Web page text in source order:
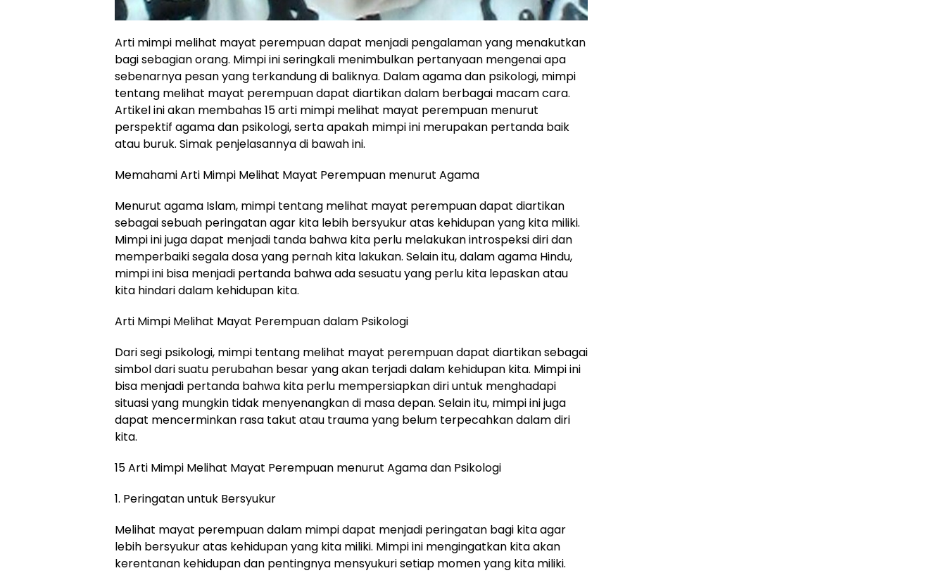
Arti mimpi melihat mayat perempuan dapat menjadi pengalaman yang menakutkan
bagi sebagian orang. Mimpi ini seringkali menimbulkan pertanyaan mengenai apa
sebenarnya pesan yang terkandung di baliknya. Dalam agama dan psikologi, mimpi
tentang melihat mayat perempuan dapat diartikan dalam berbagai macam cara.
Artikel ini akan membahas 15 arti mimpi melihat mayat perempuan menurut
perspektif agama dan psikologi, serta apakah mimpi ini merupakan pertanda baik
atau buruk. Simak penjelasannya di bawah ini.
Memahami Arti Mimpi Melihat Mayat Perempuan menurut Agama
Menurut agama Islam, mimpi tentang melihat mayat perempuan dapat diartikan
sebagai sebuah peringatan agar kita lebih bersyukur atas kehidupan yang kita miliki.
Mimpi ini juga dapat menjadi tanda bahwa kita perlu melakukan introspeksi diri dan
memperbaiki segala dosa yang pernah kita lakukan. Selain itu, dalam agama Hindu,
mimpi ini bisa menjadi pertanda bahwa ada sesuatu yang perlu kita lepaskan atau
kita hindari dalam kehidupan kita.
Arti Mimpi Melihat Mayat Perempuan dalam Psikologi
Dari segi psikologi, mimpi tentang melihat mayat perempuan dapat diartikan sebagai
simbol dari suatu perubahan besar yang akan terjadi dalam kehidupan kita. Mimpi ini
bisa menjadi pertanda bahwa kita perlu mempersiapkan diri untuk menghadapi
situasi yang mungkin tidak menyenangkan di masa depan. Selain itu, mimpi ini juga
dapat mencerminkan rasa takut atau trauma yang belum terpecahkan dalam diri
kita.
15 Arti Mimpi Melihat Mayat Perempuan menurut Agama dan Psikologi
1. Peringatan untuk Bersyukur
Melihat mayat perempuan dalam mimpi dapat menjadi peringatan bagi kita agar
lebih bersyukur atas kehidupan yang kita miliki. Mimpi ini mengingatkan kita akan
kerentanan kehidupan dan pentingnya mensyukuri setiap momen yang kita miliki.